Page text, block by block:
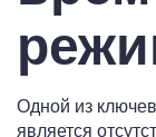
Одной из
является